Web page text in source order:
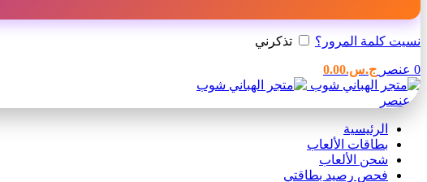
نسيت كلمة المرور؟ تذكرني
0 عنصر ج.س.0.00
0 عنصر
الرئيسية
بطاقات الألعاب
شحن الألعاب
فحص رصيد بطاقتي